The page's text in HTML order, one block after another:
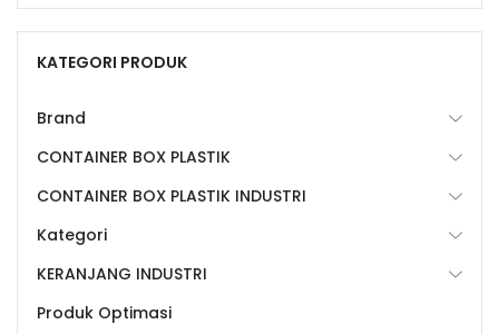
KATEGORI PRODUK
Brand
CONTAINER BOX PLASTIK
CONTAINER BOX PLASTIK INDUSTRI
Kategori
KERANJANG INDUSTRI
Produk Optimasi